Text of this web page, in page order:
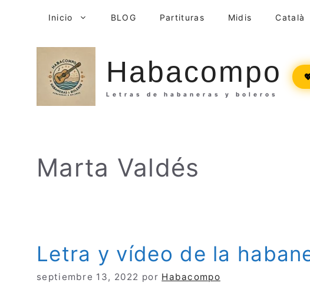
Inicio BLOG Partituras Midis Català
Habacompo
Letras de habaneras y boleros
Marta Valdés
Letra y vídeo de la
septiembre 13, 2022 por Habacompo